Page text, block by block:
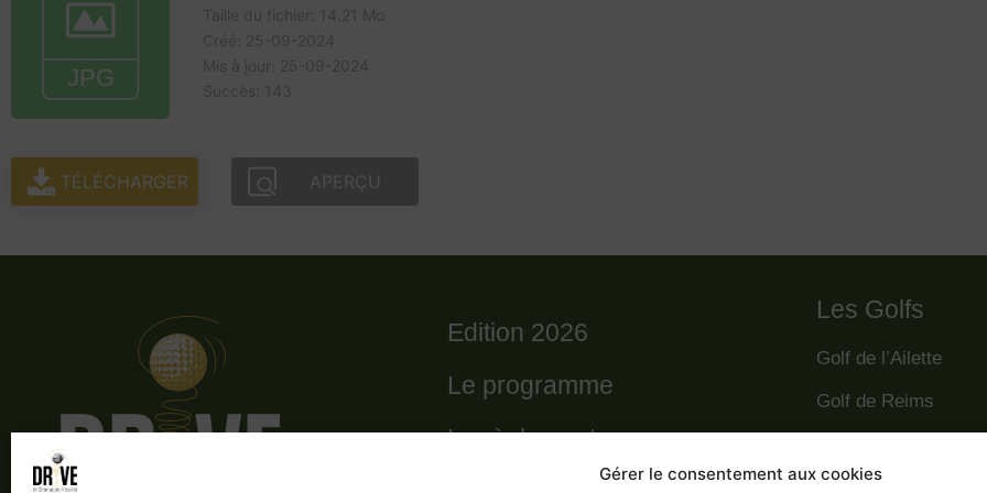
Gérer le consentement aux cookies
TÉLÉCHARGER APERÇU
Edition 2026
Le programme
Le règlement
Les Golfs
Golf de l’Ailette
Golf de Reims
Golf des Poursaudes